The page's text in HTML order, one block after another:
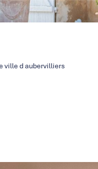
ville d aubervilliers